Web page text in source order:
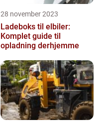
28 november 2023
Ladeboks til elbiler:
Komplet guide til
opladning derhjemme